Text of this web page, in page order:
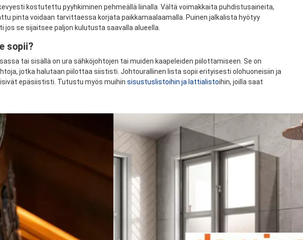
kostutettu pyyhkiminen pehmeällä liinalla. Vältä voimakkaita puhdistusaineita,
pinta voidaan tarvittaessa korjata paikkamaalaamalla. Puinen jalkalista hyötyy
se sijaitsee paljon kulutusta saavalla alueella.
sopii?
tai sisällä on ura sähköjohtojen tai muiden kaapeleiden piilottamiseen. Se on
jotka halutaan piilottaa siististi. Johtourallinen lista sopii erityisesti olohuoneisiin ja
epäsiististi. Tutustu myös muihin sisustuslistoihin ja lattialistoihin, joilla saat